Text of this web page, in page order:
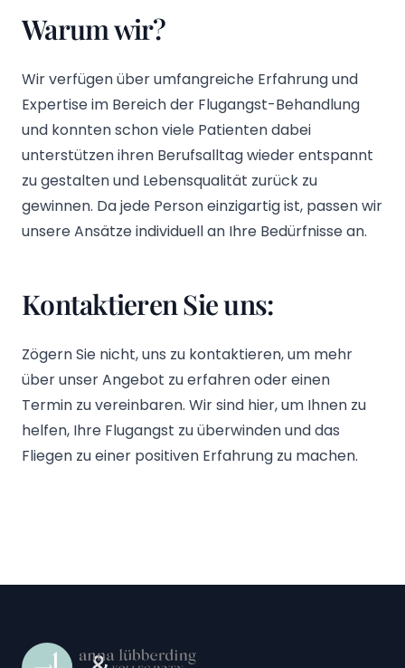
Warum wir?
Wir verfügen über umfangreiche Erfahrung und
Expertise im Bereich der Flugangst-Behandlung
und konnten schon viele Patienten dabei
unterstützen ihren Berufsalltag wieder entspannt
zu gestalten und Lebensqualität zurück zu
gewinnen. Da jede Person einzigartig ist, passen wir
unsere Ansätze individuell an Ihre Bedürfnisse an.
Kontaktieren Sie uns:
Zögern Sie nicht, uns zu kontaktieren, um mehr
über unser Angebot zu erfahren oder einen
Termin zu vereinbaren. Wir sind hier, um Ihnen zu
helfen, Ihre Flugangst zu überwinden und das
Fliegen zu einer positiven Erfahrung zu machen.